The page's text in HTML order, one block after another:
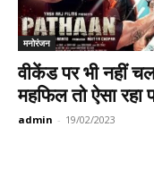
मनोरंजन
वीकेंड पर भी नहीं
महफिल तो ऐसा रहा
admin - 19/02/2023